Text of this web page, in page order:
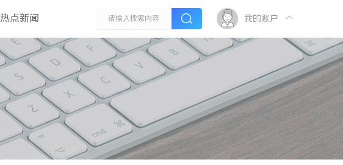
热点新闻 我的账户